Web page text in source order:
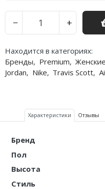
− +
Находится в категориях:
Бренды, Premium, Женские
Jordan, Nike, Travis Scott,
Характеристики Отзывы
Бренд
Пол
Высота
Стиль